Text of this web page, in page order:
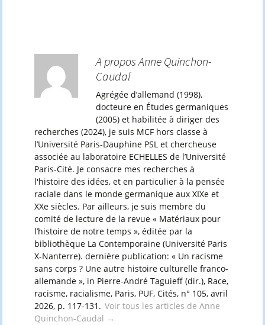
A propos Anne Quinchon-
Caudal
Agrégée d’allemand (1998),
docteure en Études germaniques
(2005) et habilitée à diriger des
recherches (2024), je suis MCF hors classe à
l’Université Paris-Dauphine PSL et chercheuse
associée au laboratoire ECHELLES de l’Université
Paris-Cité. Je consacre mes recherches à
l'histoire des idées, et en particulier à la pensée
raciale dans le monde germanique aux XIXe et
XXe siècles. Par ailleurs, je suis membre du
comité de lecture de la revue « Matériaux pour
l’histoire de notre temps », éditée par la
bibliothèque La Contemporaine (Université Paris
X-Nanterre). dernière publication: « Un racisme
sans corps ? Une autre histoire culturelle franco-
allemande », in Pierre-André Taguieff (dir.), Race,
racisme, racialisme, Paris, PUF, Cités, n° 105, avril
2026, p. 117-131. Voir tous les articles de Anne
Quinchon-Caudal →